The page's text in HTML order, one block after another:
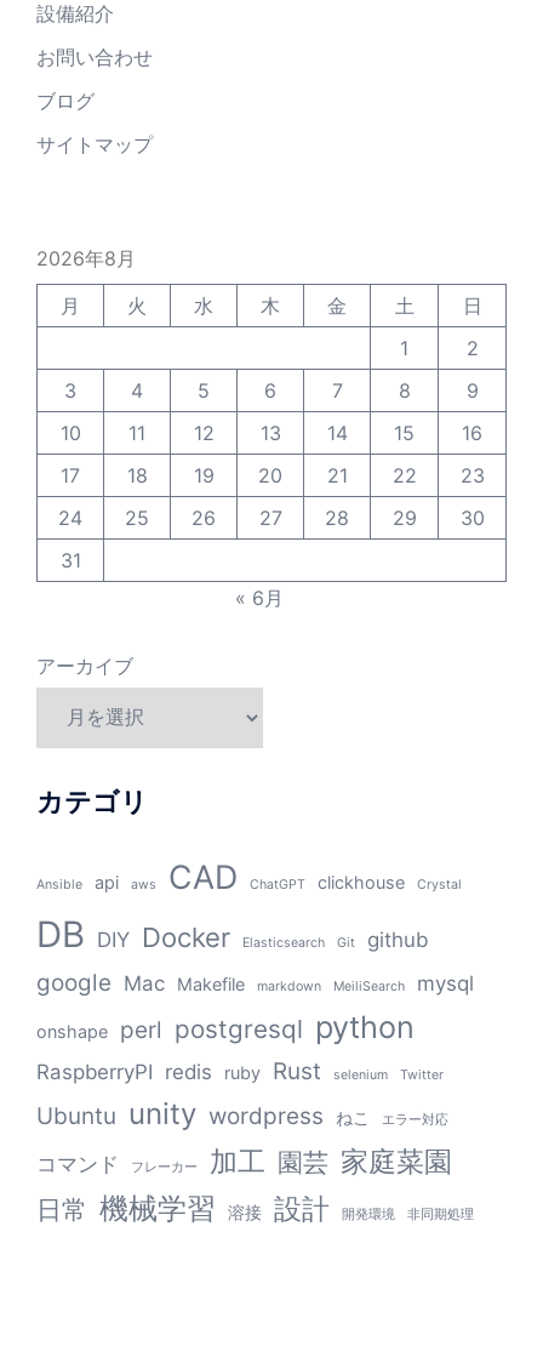
設備紹介
お問い合わせ
ブログ
サイトマップ
2026年8月
月
火 水 木 金 土
日
1
2
3
4 5 6 7 8
9
10
11 12 13 14 15
16
17
18 19 20 21 22
23
24
25 26 27 28 29
30
31
« 6月
アーカイブ
カテゴリ
Ansible api aws CAD ChatGPT clickhouse Crystal
DB DIY Docker Elasticsearch Git github
google Mac Makefile markdown MeiliSearch mysql
onshape perl postgresql python
RaspberryPI redis ruby Rust selenium Twitter
Ubuntu unity wordpress ねこ エラー対応
コマンド フレーカー 加工 園芸 家庭菜園
日常 機械学習 溶接 設計 開発環境 非同期処理